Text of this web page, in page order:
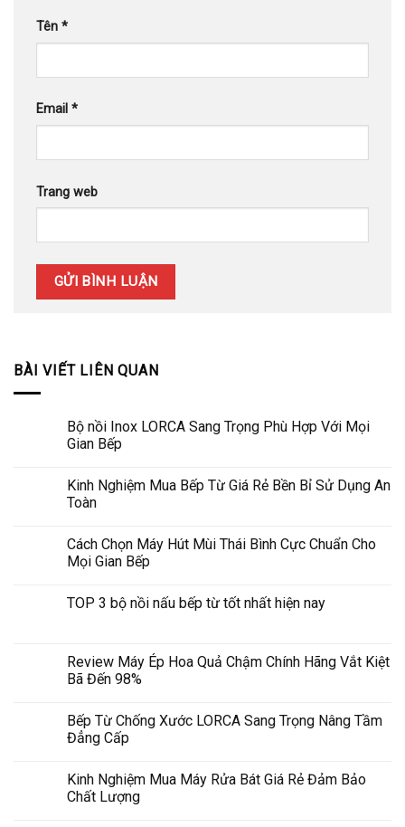
Tên *
Email *
Trang web
BÀI VIẾT LIÊN QUAN
Bộ nồi Inox LORCA Sang Trọng Phù Hợp Với Mọi
Gian Bếp
Kinh Nghiệm Mua Bếp Từ Giá Rẻ Bền Bỉ Sử Dụng An
Toàn
Cách Chọn Máy Hút Mùi Thái Bình Cực Chuẩn Cho
Mọi Gian Bếp
TOP 3 bộ nồi nấu bếp từ tốt nhất hiện nay
Review Máy Ép Hoa Quả Chậm Chính Hãng Vắt Kiệt
Bã Đến 98%
Bếp Từ Chống Xước LORCA Sang Trọng Nâng Tầm
Đẳng Cấp
Kinh Nghiệm Mua Máy Rửa Bát Giá Rẻ Đảm Bảo
Chất Lượng